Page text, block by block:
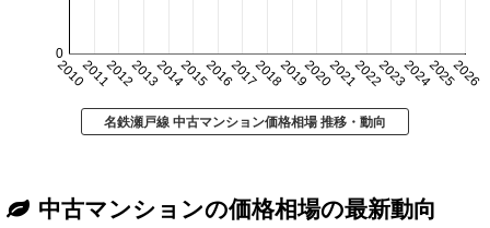
20102011201220132014201520162017201820192020202120222023202420252026
0
名鉄瀬戸線 中古マンション価格相場 推移・動向
中古マンションの価格相場の最新動向